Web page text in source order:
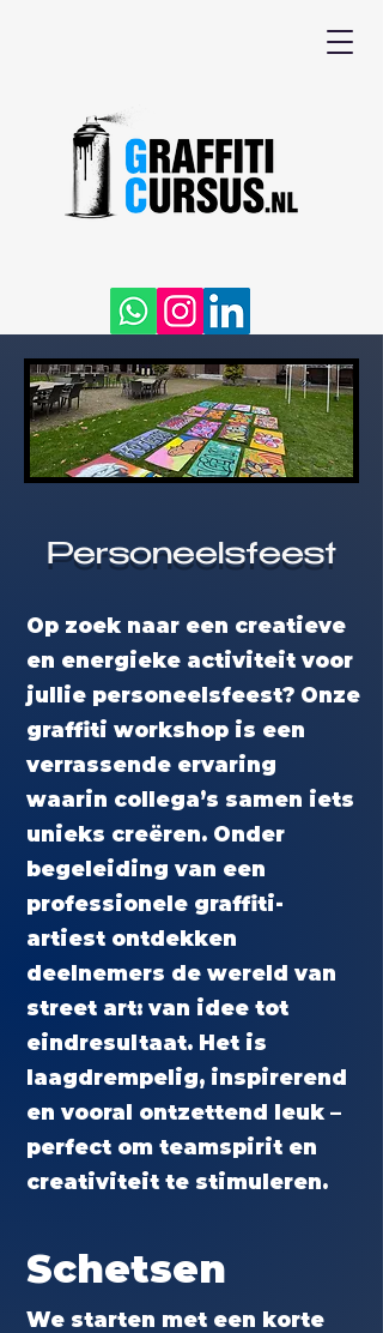
Personeelsfeest
Op zoek naar een creatieve
en energieke activiteit voor
jullie personeelsfeest? Onze
graffiti workshop is een
verrassende ervaring
waarin collega’s samen iets
unieks creëren. Onder
begeleiding van een
professionele graffiti-
artiest ontdekken
deelnemers de wereld van
street art: van idee tot
eindresultaat. Het is
laagdrempelig, inspirerend
en vooral ontzettend leuk –
perfect om teamspirit en
creativiteit te stimuleren.
Schetsen
We starten met een korte